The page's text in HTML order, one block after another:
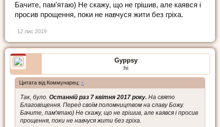
Бачите, пам'ятаю) Не скажу, що не грішив, але каявся і
просив прощення, поки не навчуся жити без гріха.
12 лис 2019
Gyppsy
:hi:
Цитата від Коммунарец: ↑
Так, було. Останній раз 7 квітня 2017 року. На свято
Благовіщення. Перед своїм поломництвом на славу Божу.
Бачите, пам'ятаю) Не скажу, що не грішив, але каявся і просив
прощення, поки не навчуся жити без гріха.